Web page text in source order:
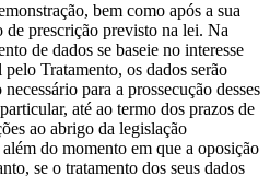
bem como após a sua
de prescrição previsto na lei. Na
de dados se baseie no interesse
Tratamento, os dados serão
para a prossecução desses
até ao termo dos prazos de
ao abrigo da legislação
do momento em que a oposição
se o tratamento dos seus dados